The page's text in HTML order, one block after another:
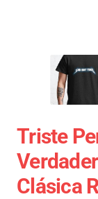
Triste
Clásica